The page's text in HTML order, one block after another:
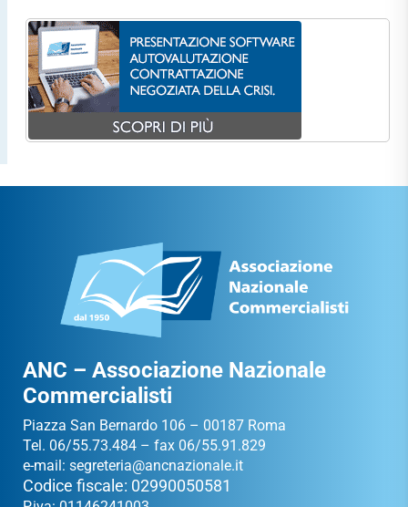
ANC – Associazione Nazionale
Commercialisti
Piazza San Bernardo 106 – 00187 Roma
Tel. 06/55.73.484 – fax 06/55.91.829
e-mail: segreteria@ancnazionale.it
Codice fiscale: 02990050581